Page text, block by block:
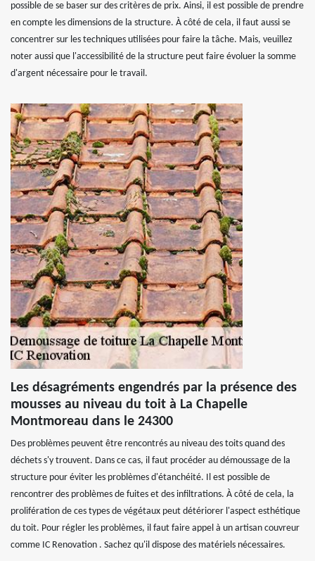
possible de se baser sur des critères de prix. Ainsi, il est possible de prendre
en compte les dimensions de la structure. À côté de cela, il faut aussi se
concentrer sur les techniques utilisées pour faire la tâche. Mais, veuillez
noter aussi que l'accessibilité de la structure peut faire évoluer la somme
d'argent nécessaire pour le travail.
Les désagréments engendrés par la présence des
mousses au niveau du toit à La Chapelle
Montmoreau dans le 24300
Des problèmes peuvent être rencontrés au niveau des toits quand des
déchets s'y trouvent. Dans ce cas, il faut procéder au démoussage de la
structure pour éviter les problèmes d'étanchéité. Il est possible de
rencontrer des problèmes de fuites et des infiltrations. À côté de cela, la
prolifération de ces types de végétaux peut détériorer l'aspect esthétique
du toit. Pour régler les problèmes, il faut faire appel à un artisan couvreur
comme IC Renovation . Sachez qu'il dispose des matériels nécessaires.